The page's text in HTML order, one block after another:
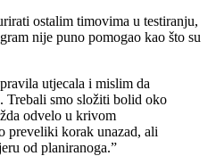
ostalim timovima u testiranju,
nije puno pomogao kao što su
utjecala i mislim da
Trebali smo složiti bolid oko
odvelo u krivom
preveliki korak unazad, ali
od planiranoga.”